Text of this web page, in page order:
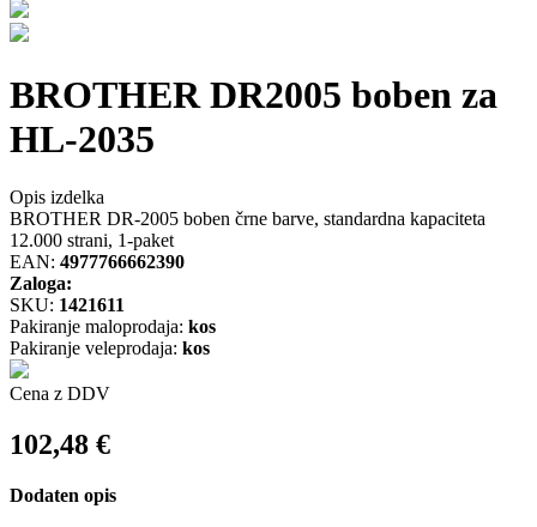
BROTHER DR2005 boben za
HL-2035
Opis izdelka
BROTHER DR-2005 boben črne barve, standardna kapaciteta
12.000 strani, 1-paket
EAN: 4977766662390
Zaloga:
SKU: 1421611
Pakiranje maloprodaja: kos
Pakiranje veleprodaja: kos
Cena z DDV
102,48 €
Dodaten opis